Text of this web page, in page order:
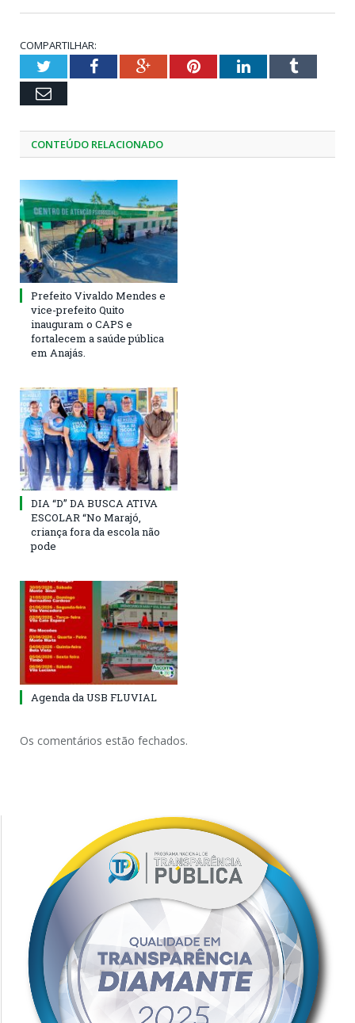
COMPARTILHAR:
TwitterFacebookGoogle+PinterestLinkedInTumblr
Email
CONTEÚDO RELACIONADO
Prefeito Vivaldo Mendes e
vice-prefeito Quito
inauguram o CAPS e
fortalecem a saúde pública
em Anajás.
DIA “D” DA BUSCA ATIVA
ESCOLAR “No Marajó,
criança fora da escola não
pode
Agenda da USB FLUVIAL
Os comentários estão fechados.